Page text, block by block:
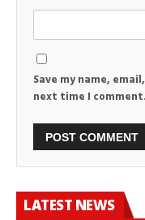
Save my name,
next time I comment.
LATEST NEWS